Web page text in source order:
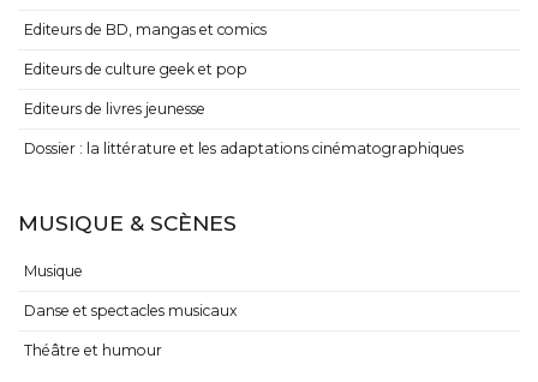
Editeurs de BD, mangas et comics
Editeurs de culture geek et pop
Editeurs de livres jeunesse
Dossier : la littérature et les adaptations cinématographiques
MUSIQUE & SCÈNES
Musique
Danse et spectacles musicaux
Théâtre et humour